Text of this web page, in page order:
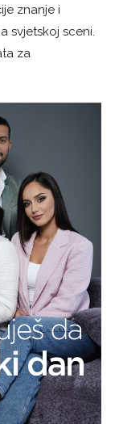
znanje i
svjetskoj sceni.
za